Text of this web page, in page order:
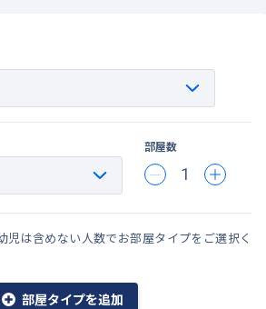
部屋数
1
は含めない人数でお部屋タイプをご選択く
部屋タイプを追加